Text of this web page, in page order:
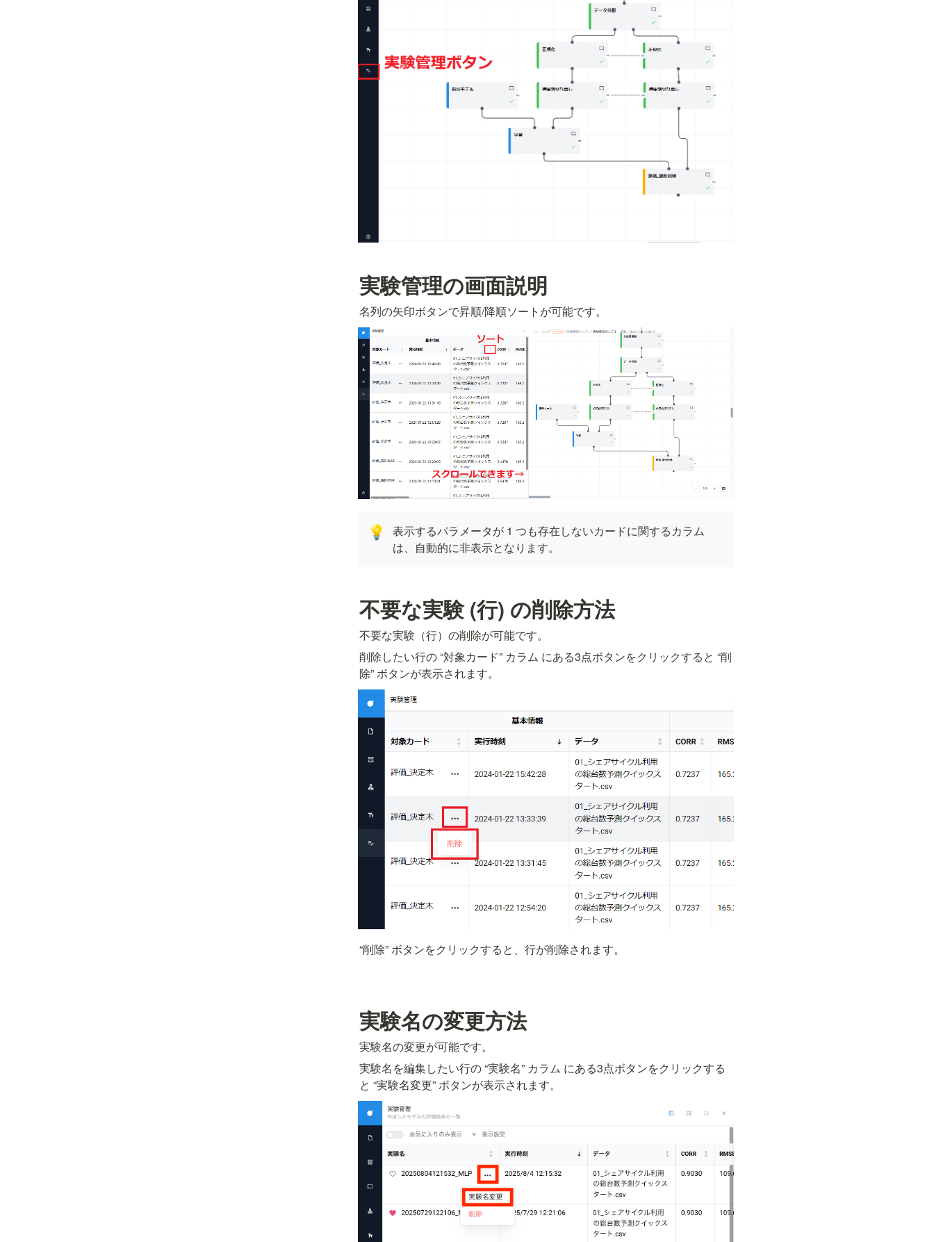
実験管理の画面説明
名列の矢印ボタンで昇順/降順ソートが可能です。
💡
表示するパラメータが 1 つも存在しないカードに関するカラム
は、自動的に非表示となります。
不要な実験 (行) の削除方法
不要な実験（行）の削除が可能です。
削除したい行の “対象カード” カラム にある3点ボタンをクリックすると “削
除” ボタンが表示されます。
“削除” ボタンをクリックすると、行が削除されます。
実験名の変更方法
実験名の変更が可能です。
実験名を編集したい行の “実験名” カラム にある3点ボタンをクリックする
と “実験名変更” ボタンが表示されます。